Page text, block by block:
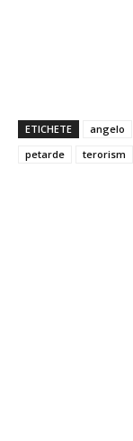
ETICHETE angelo
petarde
terorism